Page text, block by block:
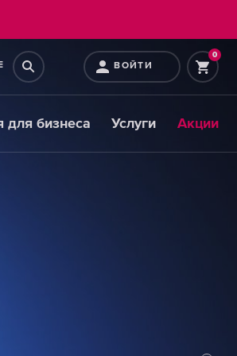
ВОЙТИ
0
для бизнеса Услуги Акции